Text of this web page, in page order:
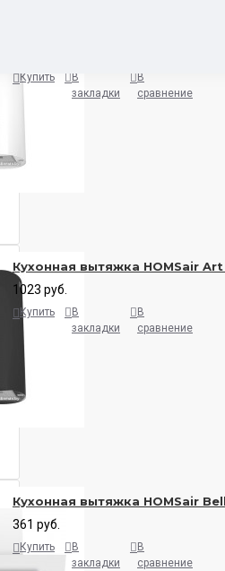
Купить
В
закладки
В
сравнение
Кухонная вытяжка HOMSair
1023 руб.
Купить
В
закладки
В
сравнение
Кухонная вытяжка HOMSair
361 руб.
Купить
В
закладки
В
сравнение